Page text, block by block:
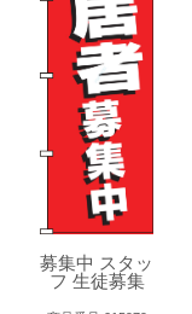
募集中 スタッ
フ 生徒募集